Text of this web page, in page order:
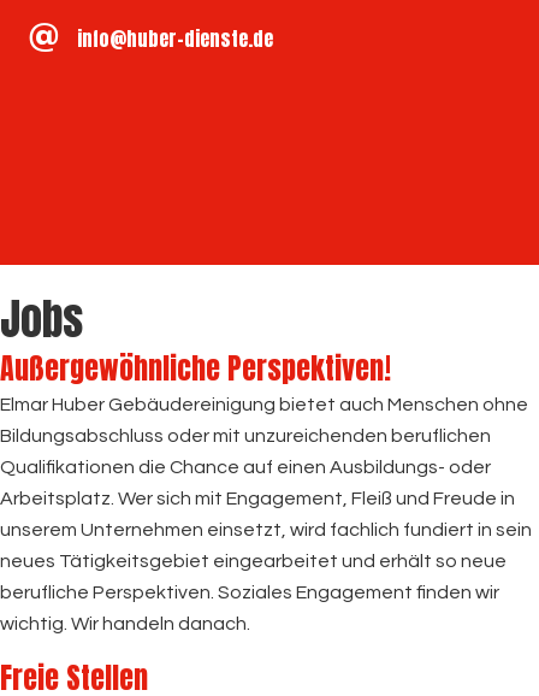
info@huber-dienste.de
Jobs
Außergewöhnliche Perspektiven!
Elmar Huber Gebäudereinigung bietet auch Menschen ohne
Bildungsabschluss oder mit unzureichenden beruflichen
Qualifikationen die Chance auf einen Ausbildungs- oder
Arbeitsplatz. Wer sich mit Engagement, Fleiß und Freude in
unserem Unternehmen einsetzt, wird fachlich fundiert in sein
neues Tätigkeitsgebiet eingearbeitet und erhält so neue
berufliche Perspektiven. Soziales Engagement finden wir
wichtig. Wir handeln danach.
Freie Stellen